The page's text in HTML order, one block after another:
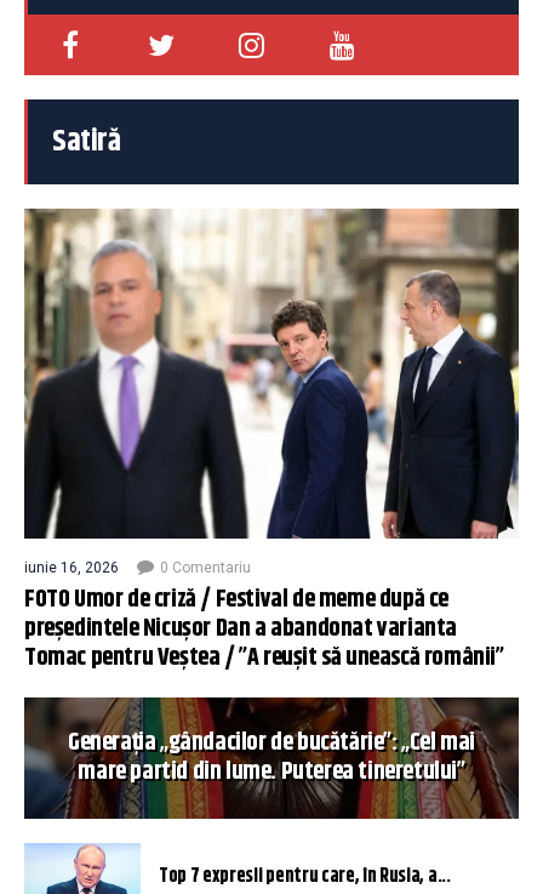
Satiră
iunie 16, 2026 0 Comentariu
FOTO Umor de criză / Festival de meme după ce
președintele Nicușor Dan a abandonat varianta
Tomac pentru Veștea / ”A reușit să unească românii”
Generația „gândacilor de bucătărie”: „Cel mai
mare partid din lume. Puterea tineretului”
Top 7 expresii pentru care, în Rusia, a...